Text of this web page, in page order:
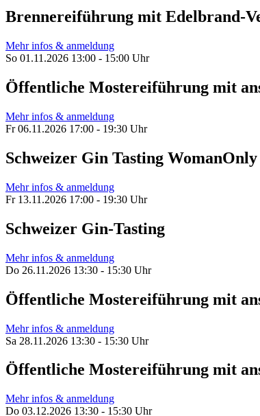
Brennereiführung mit Edelbrand-
Mehr infos & anmeldung
So 01.11.2026 13:00 - 15:00 Uhr
Öffentliche Mostereiführung mit
Mehr infos & anmeldung
Fr 06.11.2026 17:00 - 19:30 Uhr
Schweizer Gin Tasting
Mehr infos & anmeldung
Fr 13.11.2026 17:00 - 19:30 Uhr
Schweizer Gin-Tasting
Mehr infos & anmeldung
Do 26.11.2026 13:30 - 15:30 Uhr
Öffentliche Mostereiführung mit
Mehr infos & anmeldung
Sa 28.11.2026 13:30 - 15:30 Uhr
Öffentliche Mostereiführung mit
Mehr infos & anmeldung
Do 03.12.2026 13:30 - 15:30 Uhr